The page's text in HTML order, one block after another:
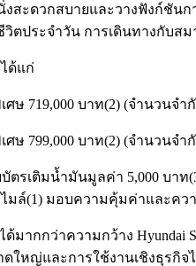
สะดวกสบายและวางฟังก์ชันก
ตประจำวัน การเดินทางกับส
ด้แก่
ศษ 719,000 บาท(2) (จำนวนจ
ศษ 799,000 บาท(2) (จำนวนจ
ตรเติมน้ำมันมูลค่า 5,000 บา
ไมล์(1) มอบความคุ้มค่าและคว
ด้มากกว่าความกว้าง
ใหญ่และการใช้งานเชิงธุรกิจ